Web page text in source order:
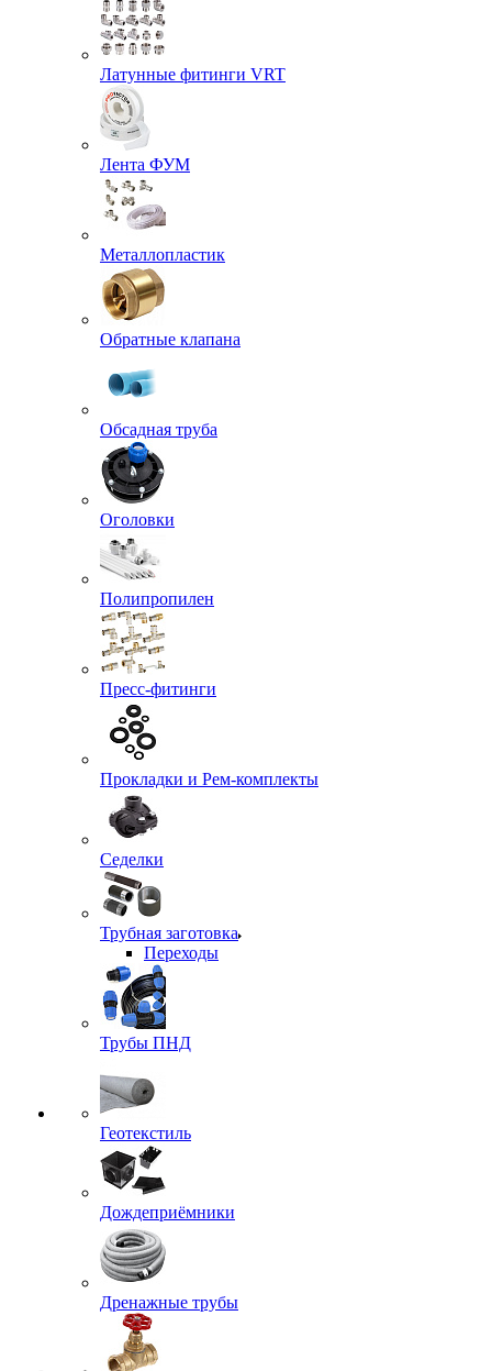
Латунные фитинги VRT
Лента ФУМ
Металлопластик
Обратные клапана
Обсадная труба
Оголовки
Полипропилен
Пресс-фитинги
Прокладки и Рем-комплекты
Седелки
Трубная заготовка
Переходы
Трубы ПНД
Геотекстиль
Дождеприёмники
Дренажные трубы